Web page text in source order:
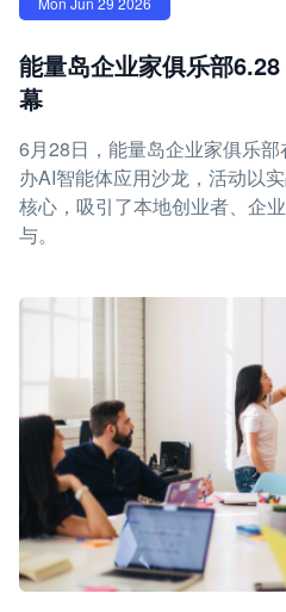
能量岛企业家俱乐部
幕
6月28日，能量岛企业家俱乐
办AI智能体应用沙龙，活动以
核心，吸引了本地创业者、企
与。